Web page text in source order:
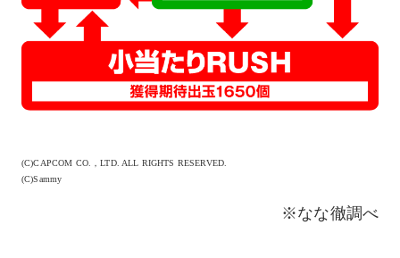
(C)CAPCOM CO.，LTD. ALL RIGHTS RESERVED.
(C)Sammy
※なな徹調べ